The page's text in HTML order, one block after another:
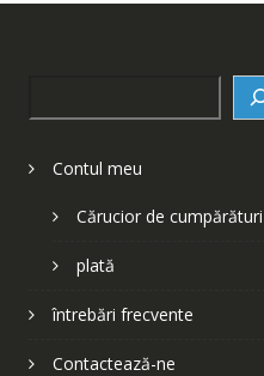
Contul meu
Cărucior de cumpărături
plată
întrebări frecvente
Contactează-ne